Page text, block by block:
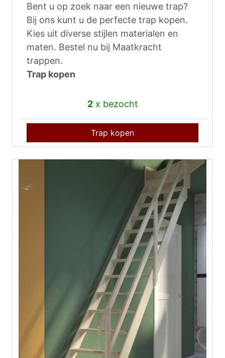
Bent u op zoek naar een nieuwe trap?
Bij ons kunt u de perfecte trap kopen.
Kies uit diverse stijlen materialen en
maten. Bestel nu bij Maatkracht
trappen.
Trap kopen
2x bezocht
Trap kopen